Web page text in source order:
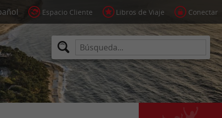
Espacio Cliente Libros de Viaje Conectar